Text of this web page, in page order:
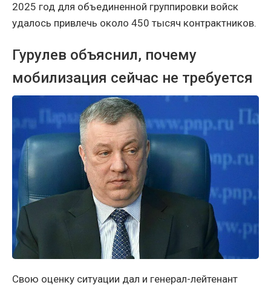
2025 год для объединенной группировки войск
удалось привлечь около 450 тысяч контрактников.
Гурулев объяснил, почему
мобилизация сейчас не требуется
Свою оценку ситуации дал и генерал-лейтенант